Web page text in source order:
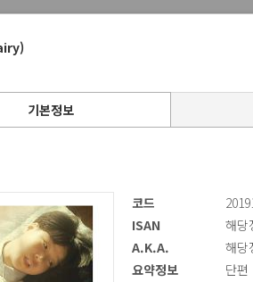
기본정보
코드
ISAN
해당
A.K.A.
해당
요약정보
단편